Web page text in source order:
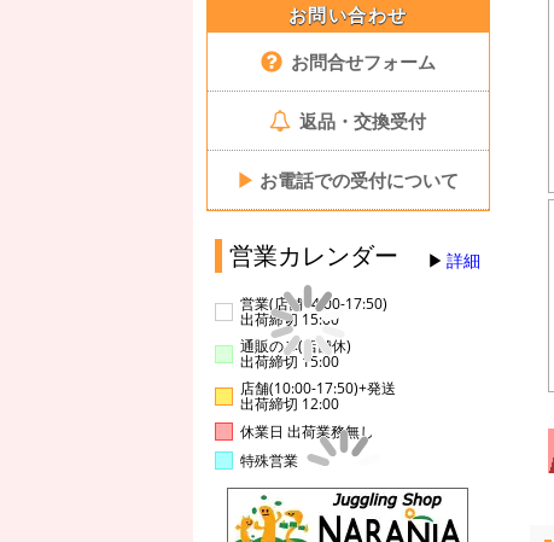
お問い合わせ
お問合せフォーム
返品・交換受付
▶ お電話での受付について
営業カレンダー 詳細
営業(店舗14:00-17:50)
出荷締切 15:00
通販のみ(店舗休)
出荷締切 15:00
店舗(10:00-17:50)+発送
出荷締切 12:00
休業日 出荷業務無し
特殊営業